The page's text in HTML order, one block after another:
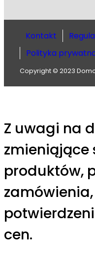
Kontakt
Polityka
Copyright © 2023
Z uwagi na
zmieniąjące
produktów,
cen.